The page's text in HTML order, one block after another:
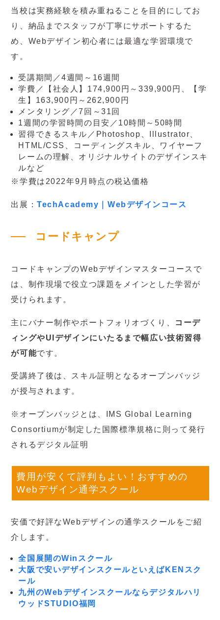
当校は実務経験を積み重ねることを目的にしてお
り、納品までスタッフが丁寧にサポートするた
め、Webデザイン初心者には最適な学習環境で
す。
受講期間／4週間～16週間
学費／【社会人】174,900円～339,900円、【学
生】163,900円～262,900円
メンタリング／7回～31回
1週間の学習時間の目安／10時間～50時間
習得できるスキル／Photoshop、Illustrator、
HTML/CSS、コーディングスキル、ワイヤーフ
レームの理解、オリジナルサイトのデザインスキ
ルなど
※学費は2022年9月時点の税込価格
出展：TechAcademy｜Webデザインコース
コードキャンプ
コードキャンプのWebデザインマスターコースで
は、制作現場で役立つ課題をメインとした学習が
受けられます。
主にバナー制作やポートフォリオづくり、
コーデ
ィングやUIデザインにいたるまで幅広い技術習得
が可能です。
受講終了後は、スキル証明となるオープンバッジ
が授与されます。
※オープンバッジとは、IMS Global Learning
Consortiumが制定した国際標準規格に則って発行
されるデジタル証明
費用が安くて評判もよい！おすすめの
Webデザイン通学スクール
安価で好評なWebデザインの通学スクールをご紹
介します。
全国展開のWinスクール
大阪で安いデザインスクールといえばKENスク
ール
九州のWebデザインスクールならデジタルハリ
ウッドSTUDIO福岡